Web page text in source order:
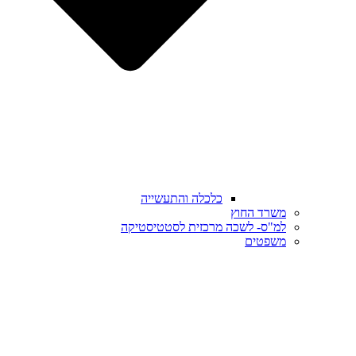
כלכלה והתעשייה
משרד החוץ
למ"ס- לשכה מרכזית לסטטיסטיקה
משפטים